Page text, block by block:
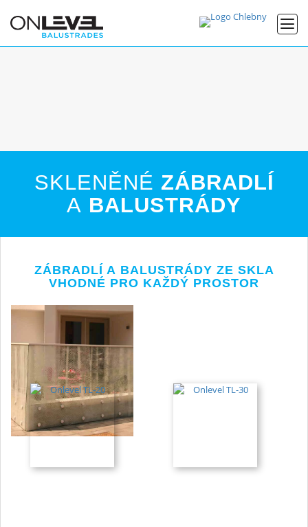
SKLENĚNÉ ZÁBRADLÍ
A BALUSTRÁDY
ZÁBRADLÍ A BALUSTRÁDY ZE SKLA
VHODNÉ PRO KAŽDÝ PROSTOR